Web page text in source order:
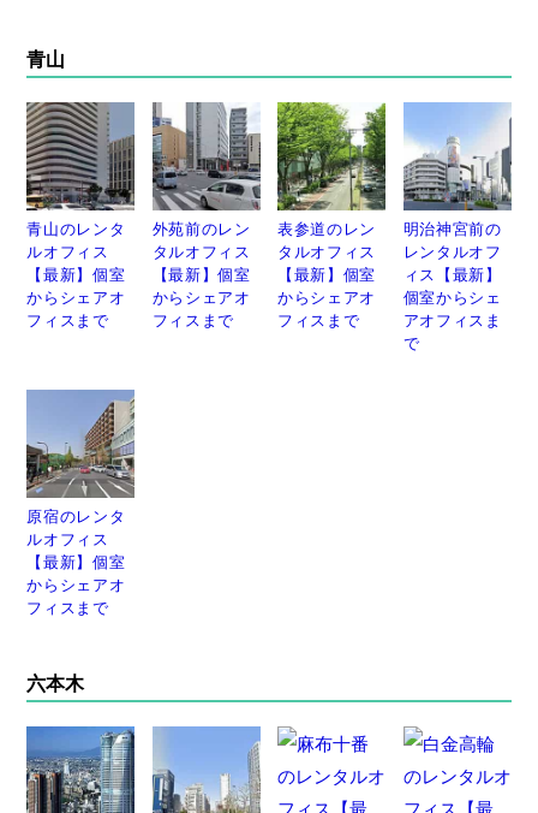
青山
青山のレンタ
ルオフィス
【最新】個室
からシェアオ
フィスまで
外苑前のレン
タルオフィス
【最新】個室
からシェアオ
フィスまで
表参道のレン
タルオフィス
【最新】個室
からシェアオ
フィスまで
明治神宮前の
レンタルオフ
ィス【最新】
個室からシェ
アオフィスま
で
原宿のレンタ
ルオフィス
【最新】個室
からシェアオ
フィスまで
六本木